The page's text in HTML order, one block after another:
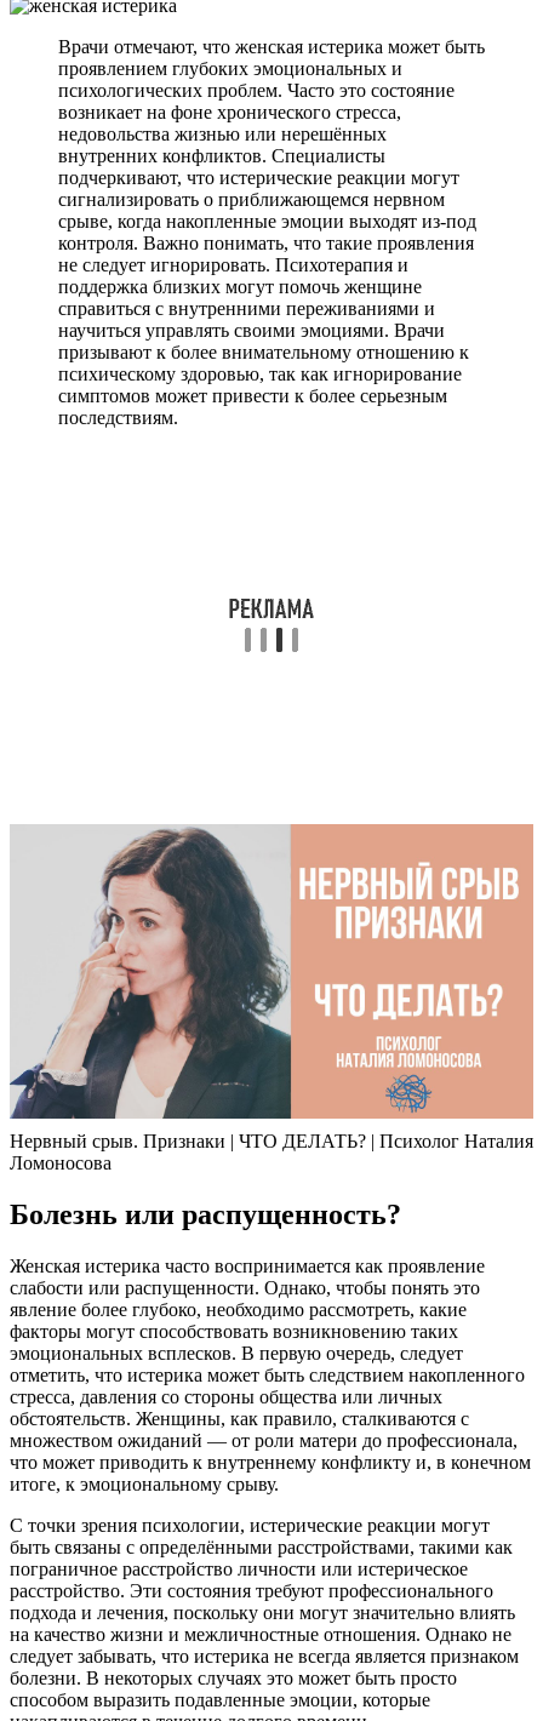
Врачи отмечают, что женская истерика может быть
проявлением глубоких эмоциональных и
психологических проблем. Часто это состояние
возникает на фоне хронического стресса,
недовольства жизнью или нерешённых
внутренних конфликтов. Специалисты
подчеркивают, что истерические реакции могут
сигнализировать о приближающемся нервном
срыве, когда накопленные эмоции выходят из-под
контроля. Важно понимать, что такие проявления
не следует игнорировать. Психотерапия и
поддержка близких могут помочь женщине
справиться с внутренними переживаниями и
научиться управлять своими эмоциями. Врачи
призывают к более внимательному отношению к
психическому здоровью, так как игнорирование
симптомов может привести к более серьезным
последствиям.
Нервный срыв. Признаки | ЧТО ДЕЛАТЬ? | Психолог Наталия
Ломоносова
Болезнь или распущенность?
Женская истерика часто воспринимается как проявление
слабости или распущенности. Однако, чтобы понять это
явление более глубоко, необходимо рассмотреть, какие
факторы могут способствовать возникновению таких
эмоциональных всплесков. В первую очередь, следует
отметить, что истерика может быть следствием накопленного
стресса, давления со стороны общества или личных
обстоятельств. Женщины, как правило, сталкиваются с
множеством ожиданий — от роли матери до профессионала,
что может приводить к внутреннему конфликту и, в конечном
итоге, к эмоциональному срыву.
С точки зрения психологии, истерические реакции могут
быть связаны с определёнными расстройствами, такими как
пограничное расстройство личности или истерическое
расстройство. Эти состояния требуют профессионального
подхода и лечения, поскольку они могут значительно влиять
на качество жизни и межличностные отношения. Однако не
следует забывать, что истерика не всегда является признаком
болезни. В некоторых случаях это может быть просто
способом выразить подавленные эмоции, которые